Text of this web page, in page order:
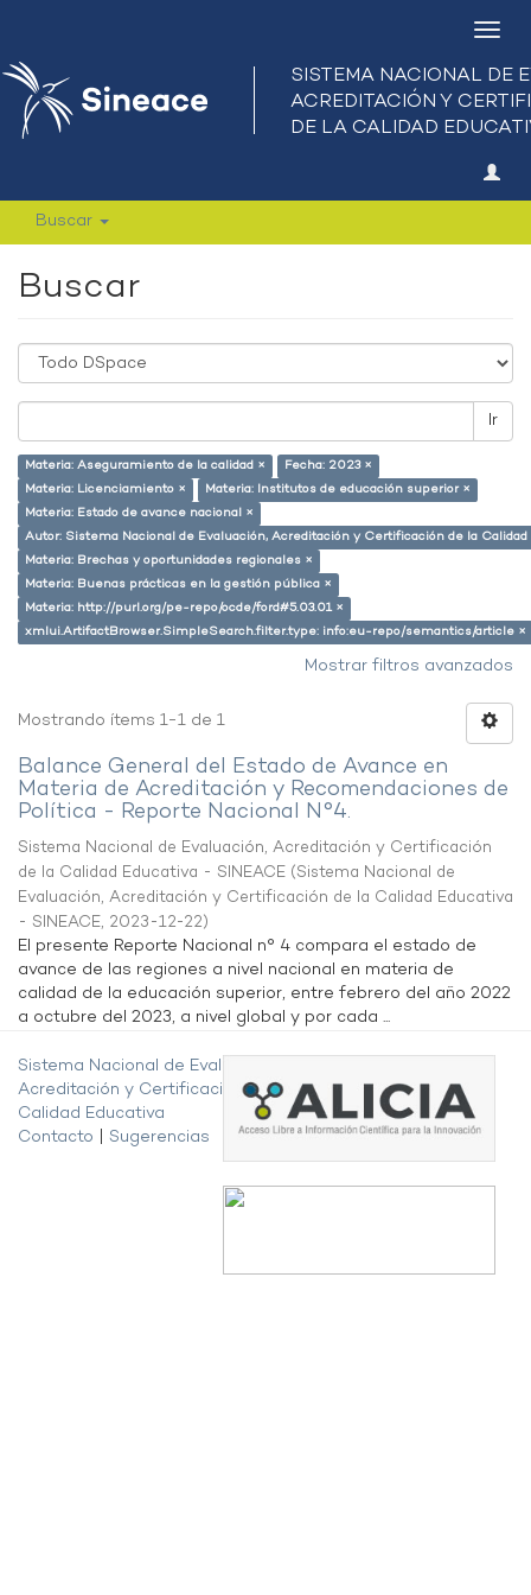
Buscar
Buscar
Ir
Materia: Aseguramiento de la calidad ×
Fecha: 2023 ×
Materia: Licenciamiento ×
Materia: Institutos de educación superior ×
Materia: Estado de avance nacional ×
Autor: Sistema Nacional de Evaluación, Acreditación y Certificación de la
Materia: Brechas y oportunidades regionales ×
Materia: Buenas prácticas en la gestión pública ×
Materia: http://purl.org/pe-repo/ocde/ford#5.03.01 ×
xmlui.ArtifactBrowser.SimpleSearch.filter.type: info:eu-repo/semantics/article ×
Mostrar filtros avanzados
Mostrando ítems 1-1 de 1
Balance General del Estado de Avance en
Materia de Acreditación y Recomendaciones de
Política - Reporte Nacional N°4.
Sistema Nacional de Evaluación, Acreditación y Certificación
de la Calidad Educativa - SINEACE (Sistema Nacional de
Evaluación, Acreditación y Certificación de la Calidad Educativa
- SINEACE, 2023-12-22)
El presente Reporte Nacional n° 4 compara el estado de
avance de las regiones a nivel nacional en materia de
calidad de la educación superior, entre febrero del año 2022
a octubre del 2023, a nivel global y por cada ...
Sistema Nacional de Evaluación,
Acreditación y Certificación de la
Calidad Educativa
Contacto
Sugerencias